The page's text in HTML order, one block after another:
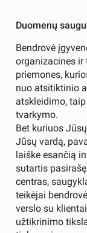
Duomenų
Bendrovė
organizacines
priemones,
nuo atsitiktinio
atskleidimo,
tvarkymo.
Bet kuriuos
Jūsų vardą,
laiške esančią
sutartis
centras,
teikėjai
verslo su
užtikrinimo